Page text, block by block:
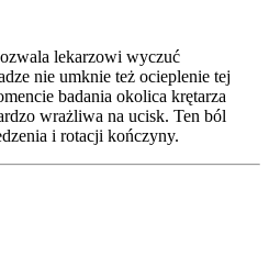
lekarzowi wyczuć
nie umknie też ocieplenie tej
badania okolica krętarza
wrażliwa na ucisk. Ten ból
i rotacji kończyny.